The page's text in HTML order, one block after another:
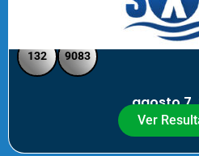
SXM Medio día -
132 9083
agosto 7,
Ver